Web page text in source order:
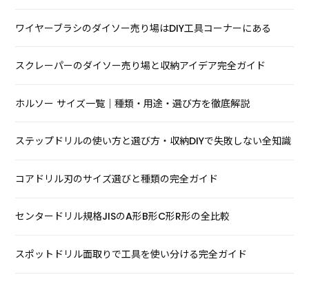
ワイヤーブラシのダイソー売り場はDIY工具コーナーにある
スクレーパーのダイソー売り場と収納アイデア完全ガイド
ホルソー サイズ一覧｜種類・用途・選び方を徹底解説
ステップドリルの使い方と選び方・収納DIYで失敗しない全知識
コアドリル刃のサイズ選びと種類の完全ガイド
センタードリル規格JISのA形B形C形R形の全比較
スポットドリル面取りで工具を使い分ける完全ガイド